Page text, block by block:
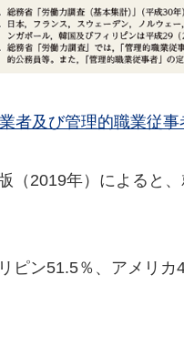
及び管理的職業従事
（2019年）によると
ピン51.5％、アメリ